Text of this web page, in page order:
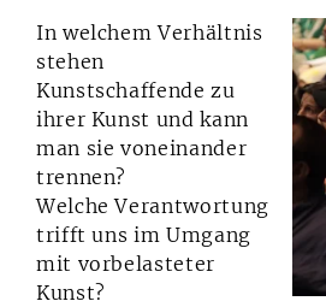
In welchem Verhältnis
stehen
Kunstschaffende zu
ihrer Kunst und kann
man sie voneinander
trennen?
Welche Verantwortung
trifft uns im Umgang
mit vorbelasteter
Kunst?